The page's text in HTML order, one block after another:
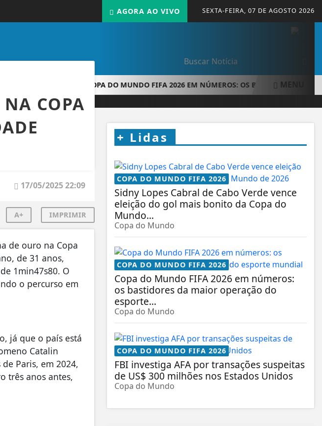
SEXTA-FEIRA, 07 DE AGOSTO 2026
AGORA AO VIVO
DE 2026 COPA DO MUNDO FIFA 2026 EM NÚMEROS: OS BASTIDORES DA
MENU
COPA
17/05/2025 22:09
A+ IMPRIMIR
de ouro na Copa
de 31 anos,
1min47s80. O
o percurso em
já que o país está
Catalin
Paris, em 2024,
três anos antes,
+ Lidas
COPA DO MUNDO FIFA 2026
Sidny Lopes Cabral de Cabo Verde vence
eleição do gol mais bonito da Copa do
Mundo...
Copa do Mundo
COPA DO MUNDO FIFA 2026
Copa do Mundo FIFA 2026 em números:
os bastidores da maior operação do
esporte...
Copa do Mundo
COPA DO MUNDO FIFA 2026
FBI investiga AFA por transações suspeitas
de US$ 300 milhões nos Estados Unidos
Copa do Mundo